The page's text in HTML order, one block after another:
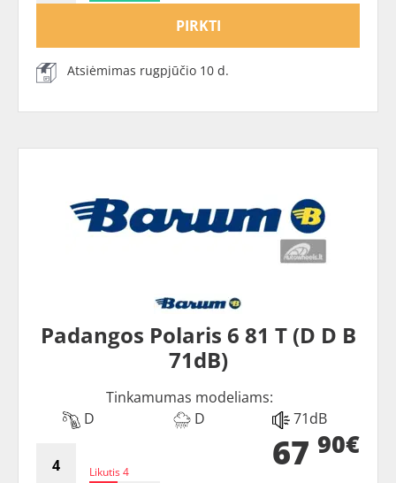
PIRKTI
Atsiėmimas rugpjūčio 10 d.
Padangos Polaris 6 81 T (D D B
71dB)
Tinkamumas modeliams:
D
D 71dB
Likutis 4 67 90€